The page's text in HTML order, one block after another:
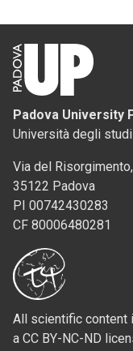
Padova University
Università degli
Via del
35122 Padova
PI 00742430283
CF 80006480281
All scientific content
a CC BY-NC-ND